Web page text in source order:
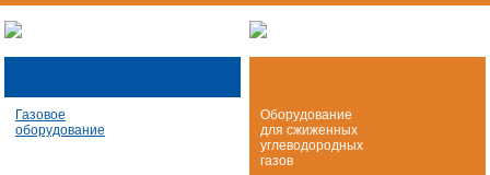
Газовое
оборудование
Оборудование
для сжиженных
углеводородных
газов